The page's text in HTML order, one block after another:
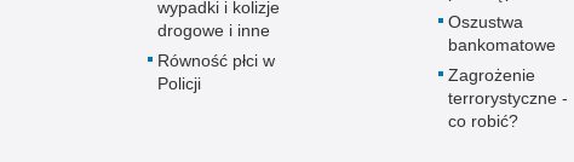
wypadki i kolizje
drogowe i inne
Równość płci w
Policji
Oszustwa
bankomatowe
Zagrożenie
terrorystyczne -
co robić?